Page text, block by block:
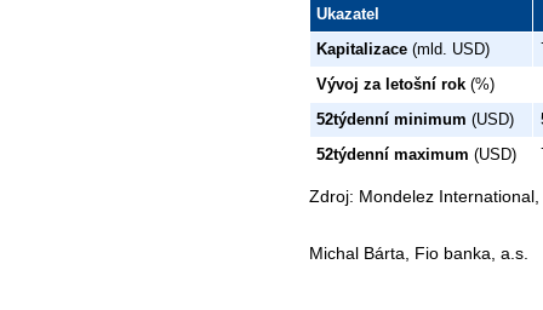
Ukazatel
Kapitalizace (mld. USD)
Vývoj za letošní rok (%)
52týdenní minimum (USD)
52týdenní maximum (USD)
Zdroj: Mondelez
Michal Bárta, Fio banka, a.s.